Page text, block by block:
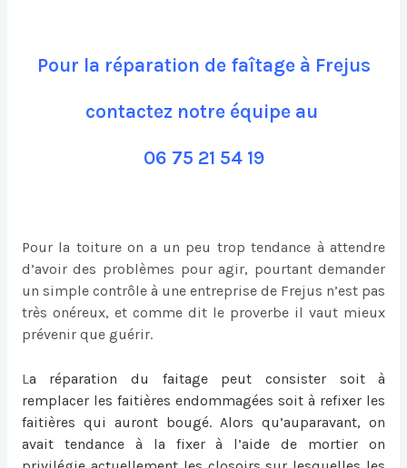
Pour la réparation de faîtage à Frejus
contactez notre équipe au
06 75 21 54 19
Pour la toiture on a un peu trop tendance à attendre
d’avoir des problèmes pour agir, pourtant demander
un simple contrôle à une entreprise de Frejus n’est pas
très onéreux, et comme dit le proverbe il vaut mieux
prévenir que guérir.
La réparation du faitage peut consister soit à
remplacer les faitières endommagées soit à refixer les
faitières qui auront bougé. Alors qu’auparavant, on
avait tendance à la fixer à l’aide de mortier on